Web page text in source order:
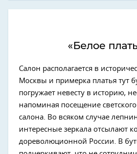
«Белое
Салон располагается в
Москвы и примерка платья тут
погружает невесту в историю,
напоминая посещение
салона. Во всяком случае
интересные зеркала отсылают
дореволюционной России. В